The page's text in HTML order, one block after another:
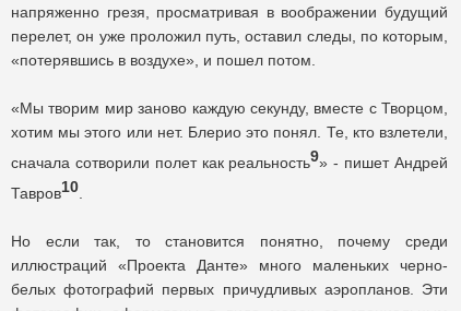
напряженно грезя, просматривая в воображении будущий
перелет, он уже проложил путь, оставил следы, по которым,
«потерявшись в воздухе», и пошел потом.
«Мы творим мир заново каждую секунду, вместе с Творцом,
хотим мы этого или нет. Блерио это понял. Те, кто взлетели,
сначала сотворили полет как реальность9» - пишет Андрей
Тавров10
Но если так, то становится понятно, почему среди
иллюстраций «Проекта Данте» много маленьких черно-
белых фотографий первых причудливых аэропланов. Эти